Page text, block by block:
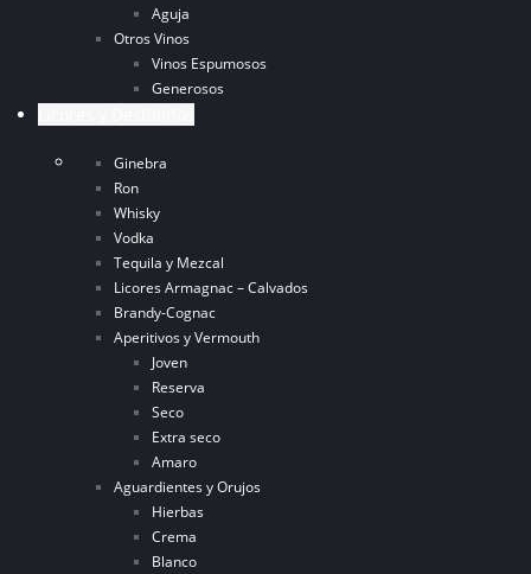
Aguja
Otros Vinos
Vinos Espumosos
Generosos
Ginebra
Ron
Whisky
Vodka
Tequila y Mezcal
Licores Armagnac – Calvados
Brandy-Cognac
Aperitivos y Vermouth
Joven
Reserva
Seco
Extra seco
Amaro
Aguardientes y Orujos
Hierbas
Crema
Blanco